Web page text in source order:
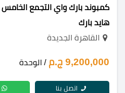
هايد بارك
القاهرة الجديدة
9,200,000 ج.م / الوحدة
اتصل بنا